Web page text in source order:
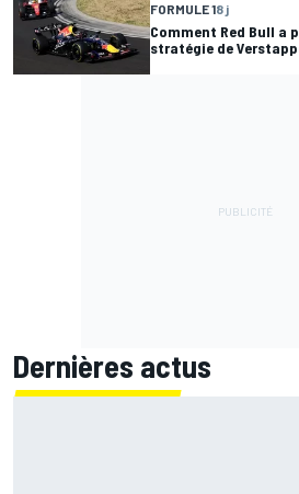
FORMULE 18 j
Comment Red Bull a
stratégie de
Dernières actus